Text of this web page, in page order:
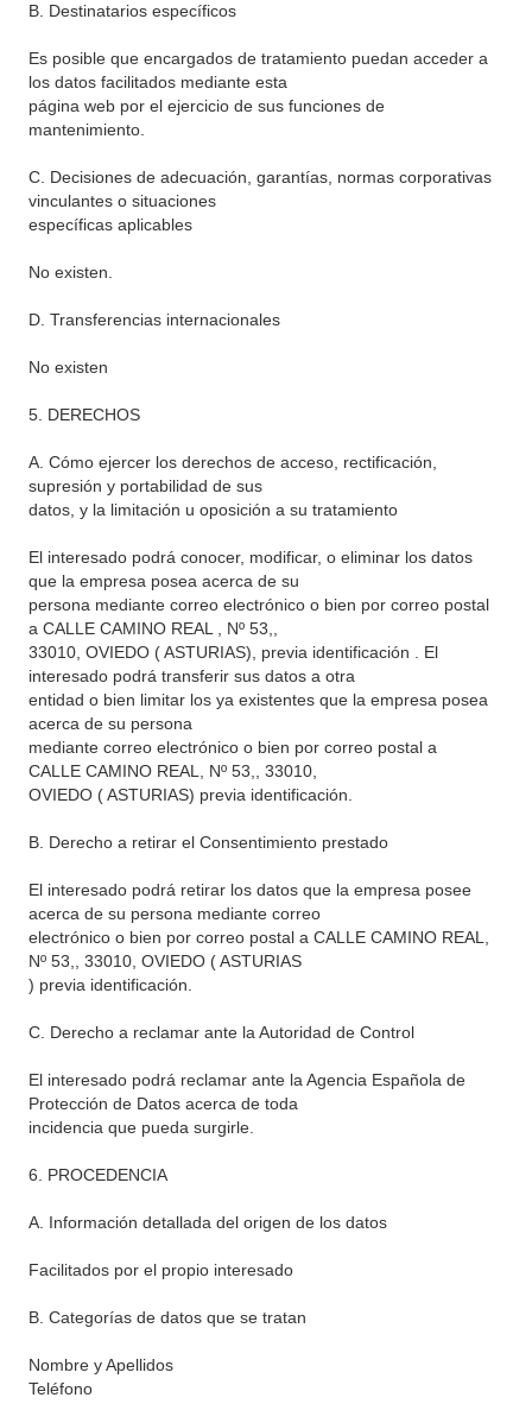
B. Destinatarios específicos
Es posible que encargados de tratamiento puedan acceder a
los datos facilitados mediante esta
página web por el ejercicio de sus funciones de
mantenimiento.
C. Decisiones de adecuación, garantías, normas corporativas
vinculantes o situaciones
específicas aplicables
No existen.
D. Transferencias internacionales
No existen
5. DERECHOS
A. Cómo ejercer los derechos de acceso, rectificación,
supresión y portabilidad de sus
datos, y la limitación u oposición a su tratamiento
El interesado podrá conocer, modificar, o eliminar los datos
que la empresa posea acerca de su
persona mediante correo electrónico o bien por correo postal
a CALLE CAMINO REAL , Nº 53,,
33010, OVIEDO ( ASTURIAS), previa identificación . El
interesado podrá transferir sus datos a otra
entidad o bien limitar los ya existentes que la empresa posea
acerca de su persona
mediante correo electrónico o bien por correo postal a
CALLE CAMINO REAL, Nº 53,, 33010,
OVIEDO ( ASTURIAS) previa identificación.
B. Derecho a retirar el Consentimiento prestado
El interesado podrá retirar los datos que la empresa posee
acerca de su persona mediante correo
electrónico o bien por correo postal a CALLE CAMINO REAL,
Nº 53,, 33010, OVIEDO ( ASTURIAS
) previa identificación.
C. Derecho a reclamar ante la Autoridad de Control
El interesado podrá reclamar ante la Agencia Española de
Protección de Datos acerca de toda
incidencia que pueda surgirle.
6. PROCEDENCIA
A. Información detallada del origen de los datos
Facilitados por el propio interesado
B. Categorías de datos que se tratan
Nombre y Apellidos
Teléfono